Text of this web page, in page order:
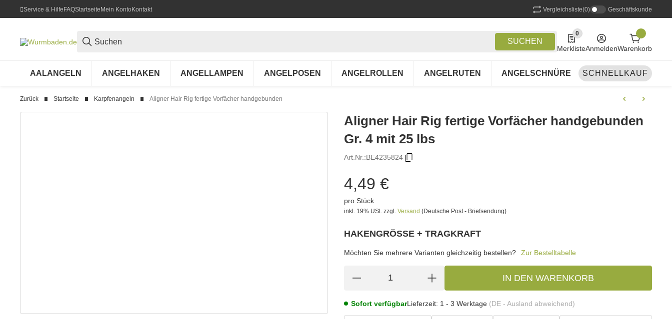
Service & HilfeFAQStartseiteMein KontoKontakt Vergleichsliste(0) Geschäftskunde
SUCHEN
0
0 Produkte in der Liste
MerklisteAnmeldenWarenkorb
AALANGELN ANGELHAKEN ANGELLAMPEN ANGELPOSEN ANGELROLLEN ANGELRUTEN ANGELSCHNÜRE ANGELSETS
SCHNELLKAUF
Zurück Startseite Karpfenangeln Aligner Hair Rig fertige Vorfächer handgebunden
Aligner Hair Rig fertige Vorfächer handgebunden
Gr. 4 mit 25 lbs
Art.Nr.:BE4235824
4,49 €
pro Stück
inkl. 19% USt. zzgl. Versand (Deutsche Post - Briefsendung)
HAKENGRÖSSE + TRAGKRAFT
Möchten Sie mehrere Varianten gleichzeitig bestellen?
Zur Bestelltabelle
IN DEN WARENKORB
Sofort verfügbarLieferzeit: 1 - 3 Werktage (DE - Ausland abweichend)